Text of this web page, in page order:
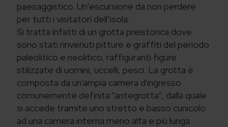
paesaggistico. Un’escursione da non perdere
per tutti i visitatori dell’isola.
Si tratta infatti di un grotta preistorica dove
sono stati rinvenuti pitture e graffiti del periodo
paleolitico e neolitico, raffiguranti figure
stilizzate di uomini, uccelli, pesci. La grotta è
composta da un'ampia camera d'ingresso
comunemente definita "antegrotta", dalla quale
si accede tramite uno stretto e basso cunicolo
ad una camera interna meno alta e più lunga